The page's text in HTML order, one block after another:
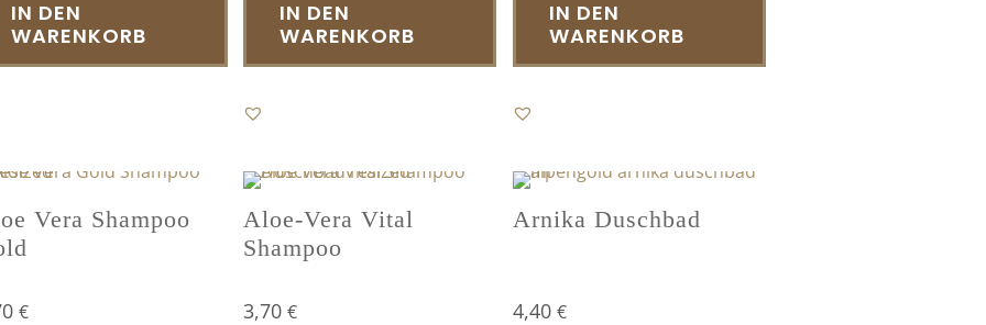
IN DEN
WARENKORB
IN DEN
WARENKORB
IN DEN
WARENKORB
Vera Shampoo
€
Aloe-Vera Vital
Shampoo
3,70€
Arnika Duschbad
4,40 €